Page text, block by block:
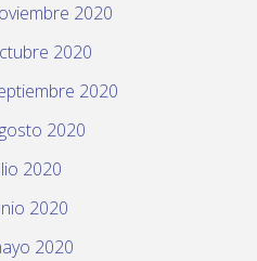
2020
2020
2020
2020
2020
2020
2020